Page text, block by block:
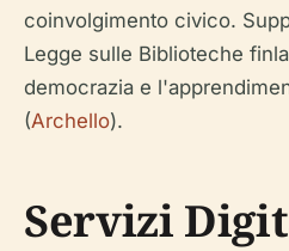
coinvolgimento civico.
Legge sulle Biblioteche
democrazia e
(Archello).
Servizi